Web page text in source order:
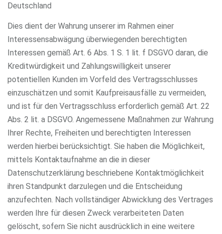
Deutschland
Dies dient der Wahrung unserer im Rahmen einer
Interessensabwägung überwiegenden berechtigten
Interessen gemäß Art. 6 Abs. 1 S. 1 lit. f DSGVO daran, die
Kreditwürdigkeit und Zahlungswilligkeit unserer
potentiellen Kunden im Vorfeld des Vertragsschlusses
einzuschätzen und somit Kaufpreisausfälle zu vermeiden,
und ist für den Vertragsschluss erforderlich gemäß Art. 22
Abs. 2 lit. a DSGVO. Angemessene Maßnahmen zur Wahrung
Ihrer Rechte, Freiheiten und berechtigten Interessen
werden hierbei berücksichtigt. Sie haben die Möglichkeit,
mittels Kontaktaufnahme an die in dieser
Datenschutzerklärung beschriebene Kontaktmöglichkeit
ihren Standpunkt darzulegen und die Entscheidung
anzufechten. Nach vollständiger Abwicklung des Vertrages
werden Ihre für diesen Zweck verarbeiteten Daten
gelöscht, sofern Sie nicht ausdrücklich in eine weitere